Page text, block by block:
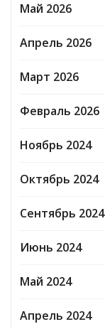
Май 2026
Апрель 2026
Март 2026
Февраль 2026
Ноябрь 2024
Октябрь 2024
Сентябрь 2024
Июнь 2024
Май 2024
Апрель 2024